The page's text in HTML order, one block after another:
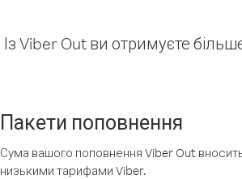
Із Viber Out ви отримуєте
Пакети поповнення
Сума вашого поповнення Viber Out
низькими тарифами Viber.